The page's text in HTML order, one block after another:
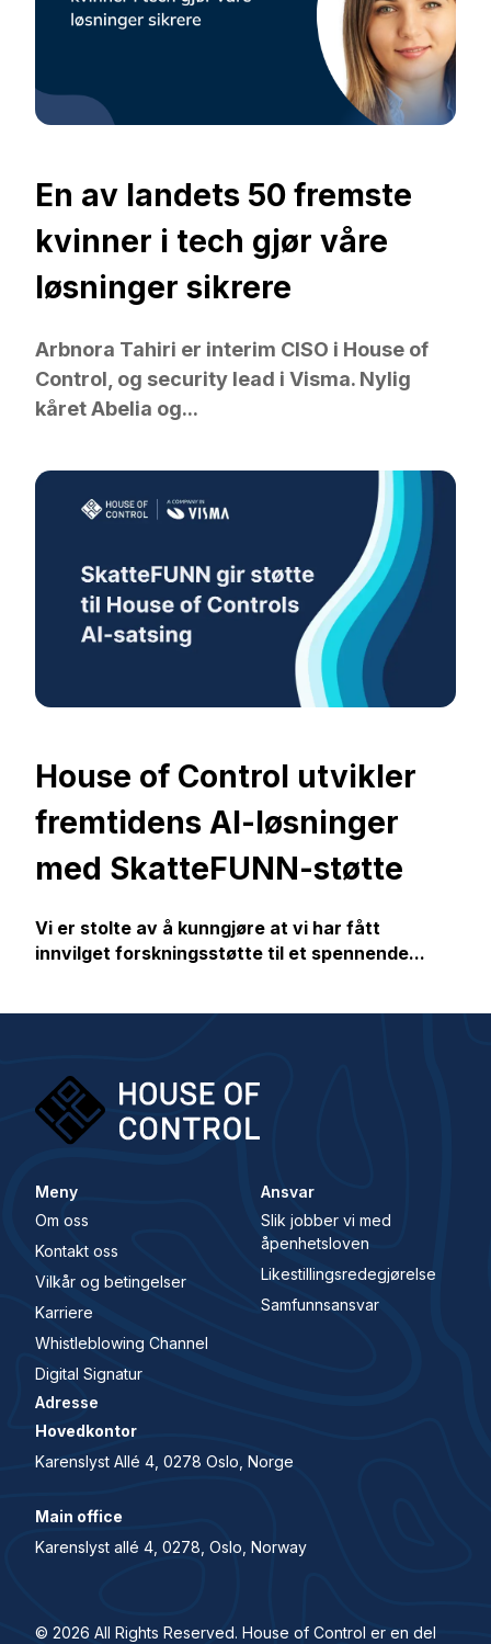
En av landets 50 fremste
kvinner i tech gjør våre
løsninger sikrere
Arbnora Tahiri er interim CISO i House of
Control, og security lead i Visma. Nylig
kåret Abelia og...
House of Control utvikler
fremtidens AI-løsninger
med SkatteFUNN-støtte
Vi er stolte av å kunngjøre at vi har fått
innvilget forskningsstøtte til et spennende...
Meny
Om oss
Kontakt oss
Vilkår og betingelser
Karriere
Whistleblowing Channel
Digital Signatur
Ansvar
Slik jobber vi med
åpenhetsloven
Likestillingsredegjørelse
Samfunnsansvar
Adresse
Hovedkontor
Karenslyst Allé 4, 0278 Oslo, Norge
Main office
Karenslyst allé 4, 0278, Oslo, Norway
© 2026 All Rights Reserved. House of Control er en del